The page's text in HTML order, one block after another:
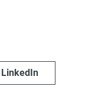
LinkedIn